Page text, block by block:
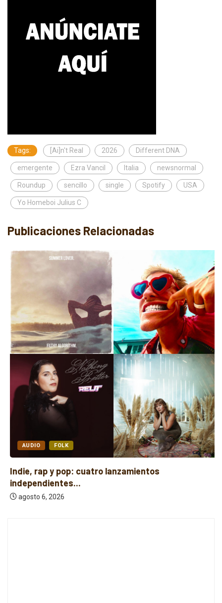
Tags: [Ai]n't Real 2026 Different DNA
emergente Ezra Vancil Italia newsnormal
Roundup sencillo single Spotify USA
Yo Homeboi Julius C
Publicaciones Relacionadas
AUDIO FOLK
Indie, rap y pop: cuatro lanzamientos
independientes...
agosto 6, 2026